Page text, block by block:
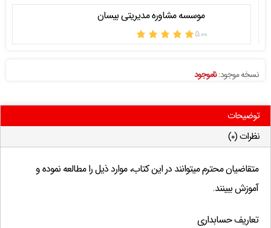
موسسه مشاوره مدیریتی بیسان
۵.۰۰
نسخه موجود:ناموجود
توضیحات
نظرات (۰)
متقاضیان محترم میتوانند در این کتاب، موارد ذیل را مطالعه نموده و
آموزش ببینند.
تعاریف حسابداری